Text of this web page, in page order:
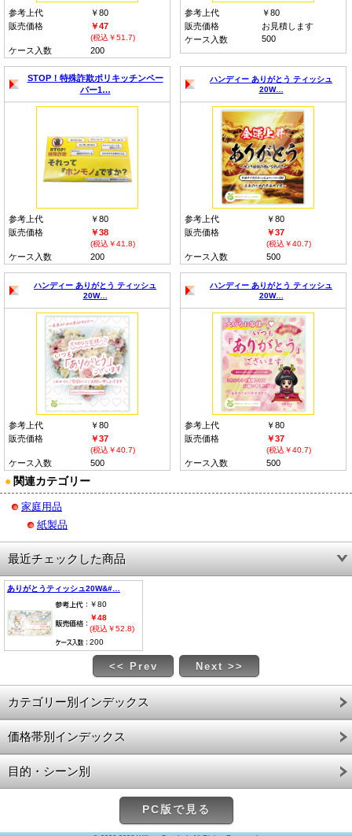
参考上代
￥80
販売価格
￥47
(税込￥51.7)
ケース入数 200
参考上代
￥80
販売価格
お見積します
ケース入数
500
STOP！特殊詐欺ポリキッチンペー
パー1…
参考上代
￥80
販売価格
￥38
(税込￥41.8)
ケース入数 200
ハンディー ありがとう ティッシュ
20W…
参考上代
￥80
販売価格
￥37
(税込￥40.7)
ケース入数 500
ハンディー ありがとう ティッシュ
20W…
参考上代
￥80
販売価格
￥37
(税込￥40.7)
ケース入数 500
ハンディー ありがとう ティッシュ
20W…
参考上代
￥80
販売価格
￥37
(税込￥40.7)
ケース入数 500
● 関連カテゴリー
家庭用品
紙製品
最近チェックした商品
ありがとうティッシュ20W&#…
￥80
￥48
(税込￥52.8)
200
<< Prev Next >>
カテゴリー別インデックス
価格帯別インデックス
目的・シーン別
PC版で見る